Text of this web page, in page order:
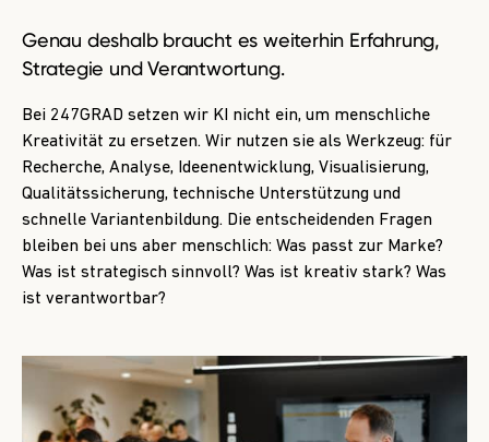
Genau deshalb braucht es weiterhin Erfahrung,
Strategie und Verantwortung.
Bei 247GRAD setzen wir KI nicht ein, um menschliche
Kreativität zu ersetzen. Wir nutzen sie als Werkzeug: für
Recherche, Analyse, Ideenentwicklung, Visualisierung,
Qualitätssicherung, technische Unterstützung und
schnelle Variantenbildung. Die entscheidenden Fragen
bleiben bei uns aber menschlich: Was passt zur Marke?
Was ist strategisch sinnvoll? Was ist kreativ stark? Was
ist verantwortbar?